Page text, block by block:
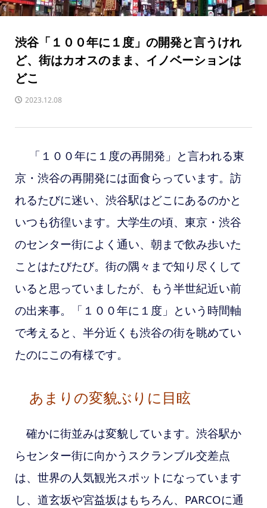
渋谷「１００年に１度」の開発と言うけれ
ど、街はカオスのまま、イノベーションは
どこ
2023.12.08
「１００年に１度の再開発」と言われる東
京・渋谷の再開発には面食らっています。訪
れるたびに迷い、渋谷駅はどこにあるのかと
いつも彷徨います。大学生の頃、東京・ 渋谷
のセンター街によく通い、朝まで飲み歩いた
ことはたびたび。街の隅々まで知り尽くして
いると思っていましたが、もう半世紀近い前
の出来事。「１００年に１度」という時間軸
で考えると、半分近くも渋谷の街を眺めてい
たのにこの有様です。
あまりの変貌ぶりに目眩
確かに街並みは変貌しています。渋谷駅か
らセンター街に向かうスクランブル交差点
は、世界の人気観光スポットになっています
し、道玄坂や宮益坂はもちろん、PARCOに通